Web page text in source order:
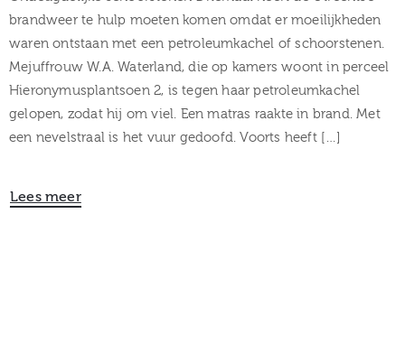
Verhalen
over
Zuilen
Collectie
brandweer te hulp moeten komen omdat er moeilijkheden
waren ontstaan met een petroleumkachel of schoorstenen.
Mejuffrouw W.A. Waterland, die op kamers woont in perceel
Hieronymusplantsoen 2, is tegen haar petroleumkachel
gelopen, zodat hij om viel. Een matras raakte in brand. Met
een nevelstraal is het vuur gedoofd. Voorts heeft […]
Lees meer